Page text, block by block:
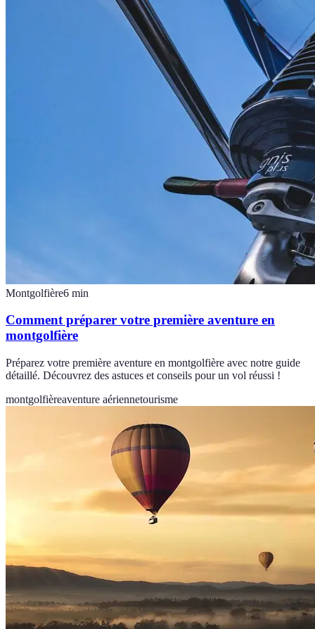
Montgolfière6 min
Comment préparer votre première aventure en
montgolfière
Préparez votre première aventure en montgolfière avec notre guide
détaillé. Découvrez des astuces et conseils pour un vol réussi !
montgolfièreaventure aériennetourisme